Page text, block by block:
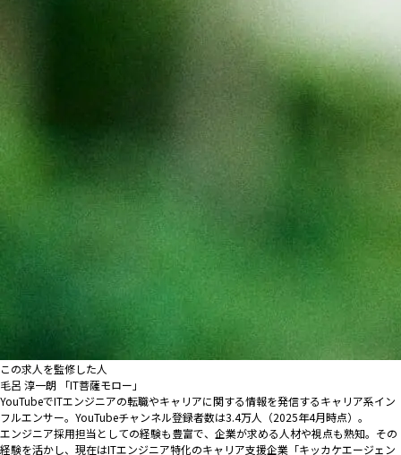
この求人を監修した人
毛呂 淳一朗 「IT菩薩モロー」
YouTubeでITエンジニアの転職やキャリアに関する情報を発信するキャリア系イン
フルエンサー。YouTubeチャンネル登録者数は3.4万人（2025年4月時点）。
エンジニア採用担当としての経験も豊富で、企業が求める人材や視点も熟知。その
経験を活かし、現在はITエンジニア特化のキャリア支援企業「キッカケエージェン